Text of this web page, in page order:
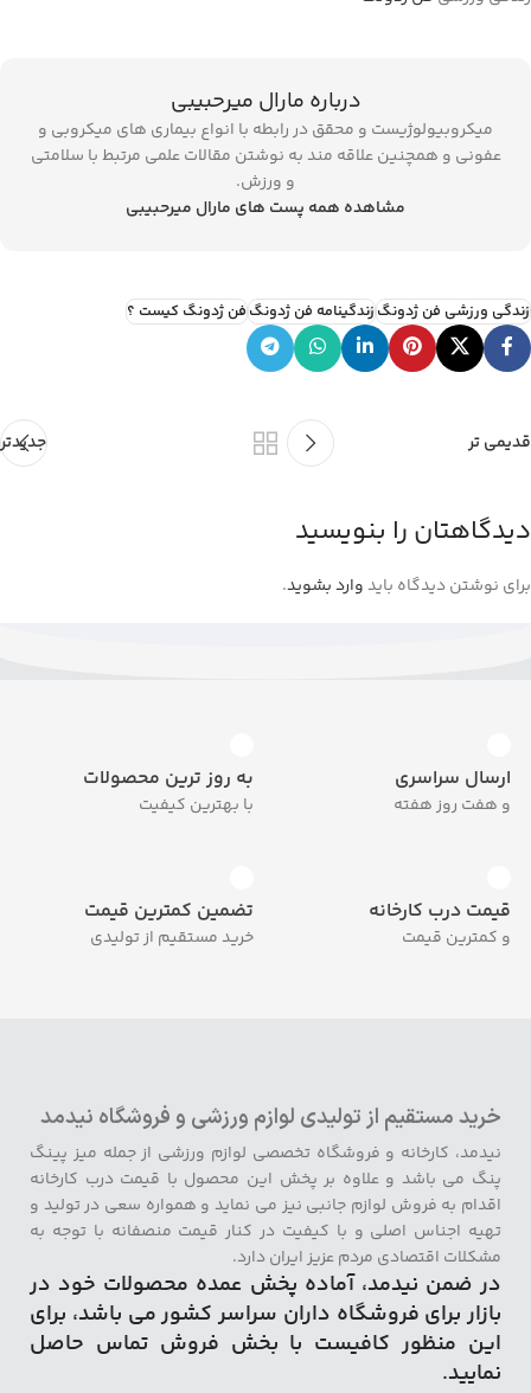
درباره مارال میرحبیبی
میکروبیولوژیست و محقق در رابطه با انواع بیماری های میکروبی و
عفونی و همچنین علاقه مند به نوشتن مقالات علمی مرتبط با سلامتی
و ورزش.
مشاهده همه پست های مارال میرحبیبی
زندگی ورزشی فن ژدونگزندگینامه فن ژدونگفن ژدونگ کیست ؟
جدیدتر قدیمی تر
دیدگاهتان را بنویسید
برای نوشتن دیدگاه بایدوارد بشوید.
ارسال سراسری
و هفت روز هفته
به روز ترین محصولات
با بهترین کیفیت
قیمت درب کارخانه
و کمترین قیمت
تضمین کمترین قیمت
خرید مستقیم از تولیدی
خرید مستقیم از تولیدی لوازم ورزشی و فروشگاه نیدمد
نیدمد، کارخانه و فروشگاه تخصصی لوازم ورزشی از جمله میز پینگ
پنگ می باشد و علاوه بر پخش این محصول با قیمت درب کارخانه
اقدام به فروش لوازم جانبی نیز می نماید و همواره سعی در تولید و
تهیه اجناس اصلی و با کیفیت در کنار قیمت منصفانه با توجه به
مشکلات اقتصادی مردم عزیز ایران دارد.
در ضمن نیدمد، آماده پخش عمده محصولات خود در
بازار برای فروشگاه داران سراسر کشور می باشد، برای
این منظور کافیست با بخش فروش تماس حاصل
نمایید.